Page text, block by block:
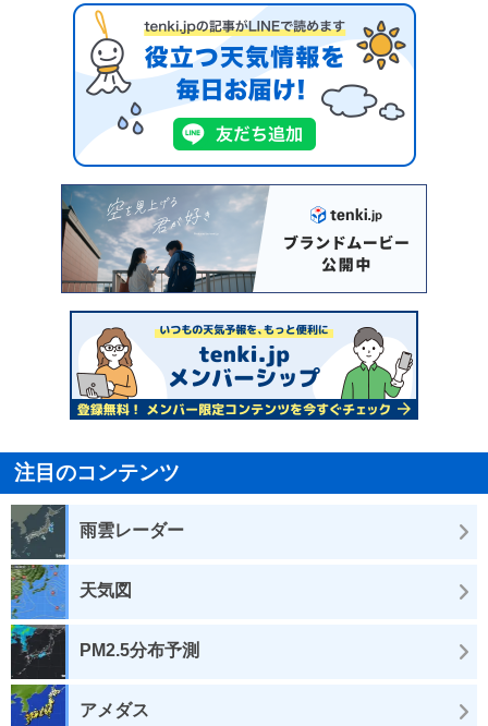
注目のコンテンツ
雨雲レーダー
天気図
PM2.5分布予測
アメダス